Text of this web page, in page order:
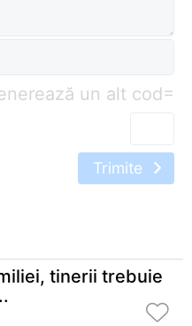
=
Trimite
tinerii trebuie